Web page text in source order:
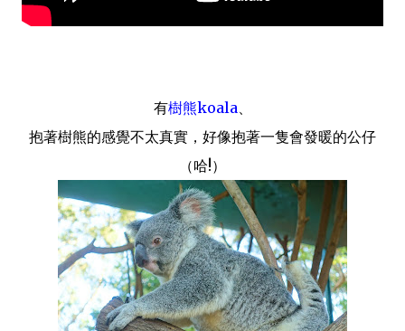
有樹熊koala、
抱著樹熊的感覺不太真實，好像抱著一隻會發暖的公仔
（哈!）